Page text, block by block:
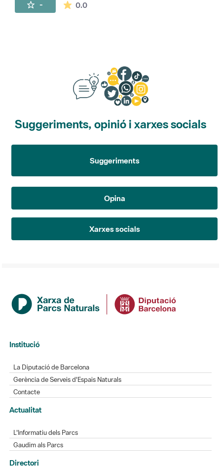
- 0.0La mitjana de les valoracions és de 0
Suggeriments, opinió i xarxes socials
Suggeriments
Opina
Xarxes socials
Institució
La Diputació de Barcelona
Gerència de Serveis d'Espais Naturals
Contacte
Actualitat
L'Informatiu dels Parcs
Gaudim als Parcs
Directori